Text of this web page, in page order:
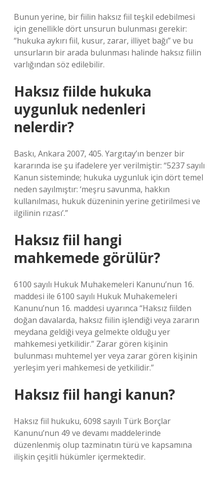
Bunun yerine, bir fiilin haksız fiil teşkil edebilmesi
için genellikle dört unsurun bulunması gerekir:
“hukuka aykırı fiil, kusur, zarar, illiyet bağı” ve bu
unsurların bir arada bulunması halinde haksız fiilin
varlığından söz edilebilir.
Haksız fiilde hukuka
uygunluk nedenleri
nelerdir?
Baskı, Ankara 2007, 405. Yargıtay’ın benzer bir
kararında ise şu ifadelere yer verilmiştir: “5237 sayılı
Kanun sisteminde; hukuka uygunluk için dört temel
neden sayılmıştır: ‘meşru savunma, hakkın
kullanılması, hukuk düzeninin yerine getirilmesi ve
ilgilinin rızası’.”
Haksız fiil hangi
mahkemede görülür?
6100 sayılı Hukuk Muhakemeleri Kanunu’nun 16.
maddesi ile 6100 sayılı Hukuk Muhakemeleri
Kanunu’nun 16. maddesi uyarınca “Haksız fiilden
doğan davalarda, haksız fiilin işlendiği veya zararın
meydana geldiği veya gelmekte olduğu yer
mahkemesi yetkilidir.” Zarar gören kişinin
bulunması muhtemel yer veya zarar gören kişinin
yerleşim yeri mahkemesi de yetkilidir.”
Haksız fiil hangi kanun?
Haksız fiil hukuku, 6098 sayılı Türk Borçlar
Kanunu’nun 49 ve devamı maddelerinde
düzenlenmiş olup tazminatın türü ve kapsamına
ilişkin çeşitli hükümler içermektedir.